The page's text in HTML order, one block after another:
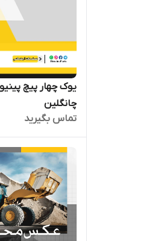
چانگلین
تماس بگیرید